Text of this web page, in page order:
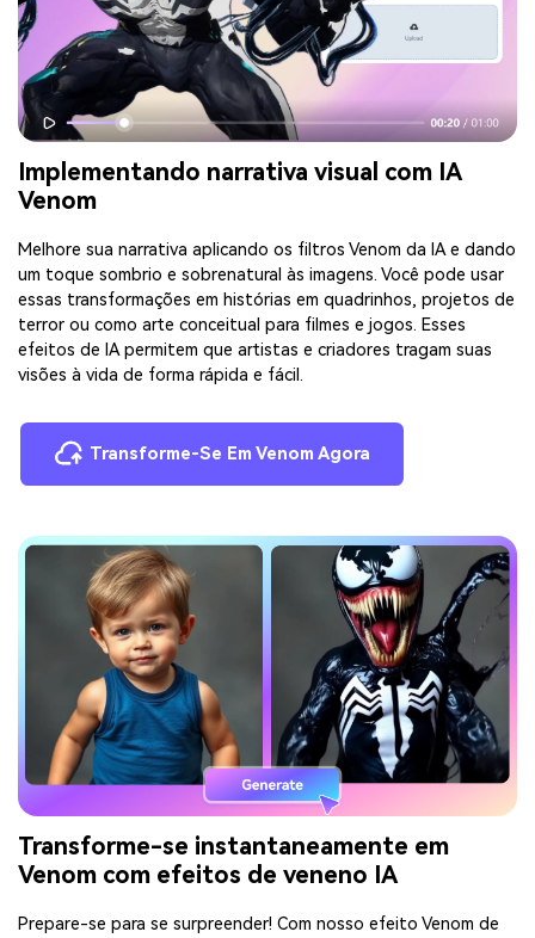
Implementando narrativa visual com IA
Venom
Melhore sua narrativa aplicando os filtros Venom da IA e dando
um toque sombrio e sobrenatural às imagens. Você pode usar
essas transformações em histórias em quadrinhos, projetos de
terror ou como arte conceitual para filmes e jogos. Esses
efeitos de IA permitem que artistas e criadores tragam suas
visões à vida de forma rápida e fácil.
Transforme-Se Em Venom Agora
Transforme-se instantaneamente em
Venom com efeitos de veneno IA
Prepare-se para se surpreender! Com nosso efeito Venom de